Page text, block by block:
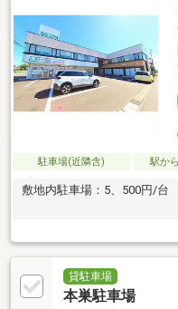
駐車場(近隣含) 駅か
敷地内駐車場：5、500円/
貸駐車場
本巣駐車場